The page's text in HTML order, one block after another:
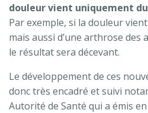
douleur vient uniquement
Par exemple, si la douleur
mais aussi d’une arthrose
le résultat sera décevant.
Le développement de ces
donc très encadré et suivi
Autorité de Santé qui a émis en